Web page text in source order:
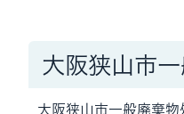
大阪狭山市
大阪狭山市一般廃棄